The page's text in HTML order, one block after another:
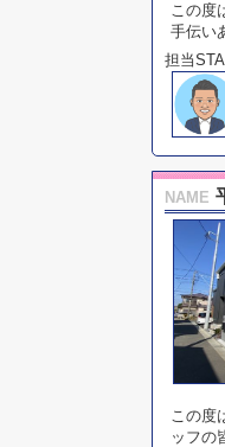
この度
手伝い
担当
NAME
この度
ッフの